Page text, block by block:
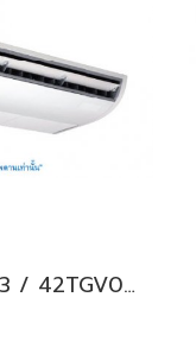
38TGV0391A3 / 42TGV0391CP แอร์แคเรียร์ รุ่นแขวนใต้ฝ้า ระบบอินเวอร์เตอร์ Carrier Under Ceiling Type Inverter น้ำยา R32 (380V./ไฟ 3 เฟส) พร้อมบริการติดตั้ง